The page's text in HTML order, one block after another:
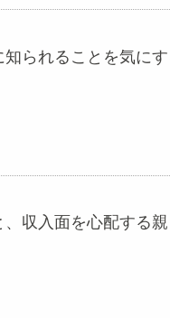
られることを気にす
収入面を心配する親